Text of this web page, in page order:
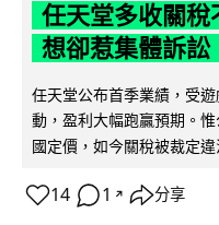
任天堂多收關
想卻惹集體訴訟
任天堂公布首季業績，受
動，盈利大幅跑贏預期。
國定價，如今關稅被裁定
14 1 ↗ 分享